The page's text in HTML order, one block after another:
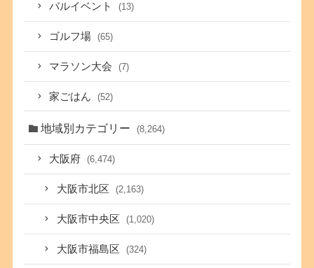
バルイベント (13)
ゴルフ場 (65)
マラソン大会 (7)
家ごはん (52)
地域別カテゴリー (8,264)
大阪府 (6,474)
大阪市北区 (2,163)
大阪市中央区 (1,020)
大阪市福島区 (324)